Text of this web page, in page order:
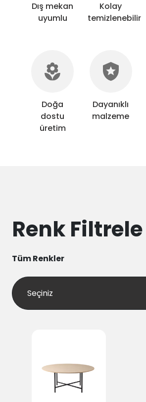
Dış mekan
uyumlu
Kolay
temizlenebilir
Doğa
dostu
üretim
Dayanıklı
malzeme
Renk Filtrele
Tüm Renkler
Seçiniz